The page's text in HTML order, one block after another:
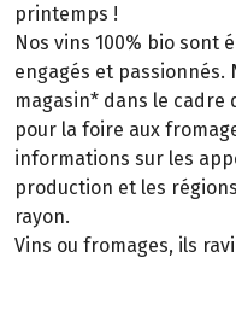
printemps !
Nos vins 100% bio sont
engagés et passionnés.
magasin* dans le
pour la foire aux
informations sur les
production et les
rayon.
Vins ou fromages, ils